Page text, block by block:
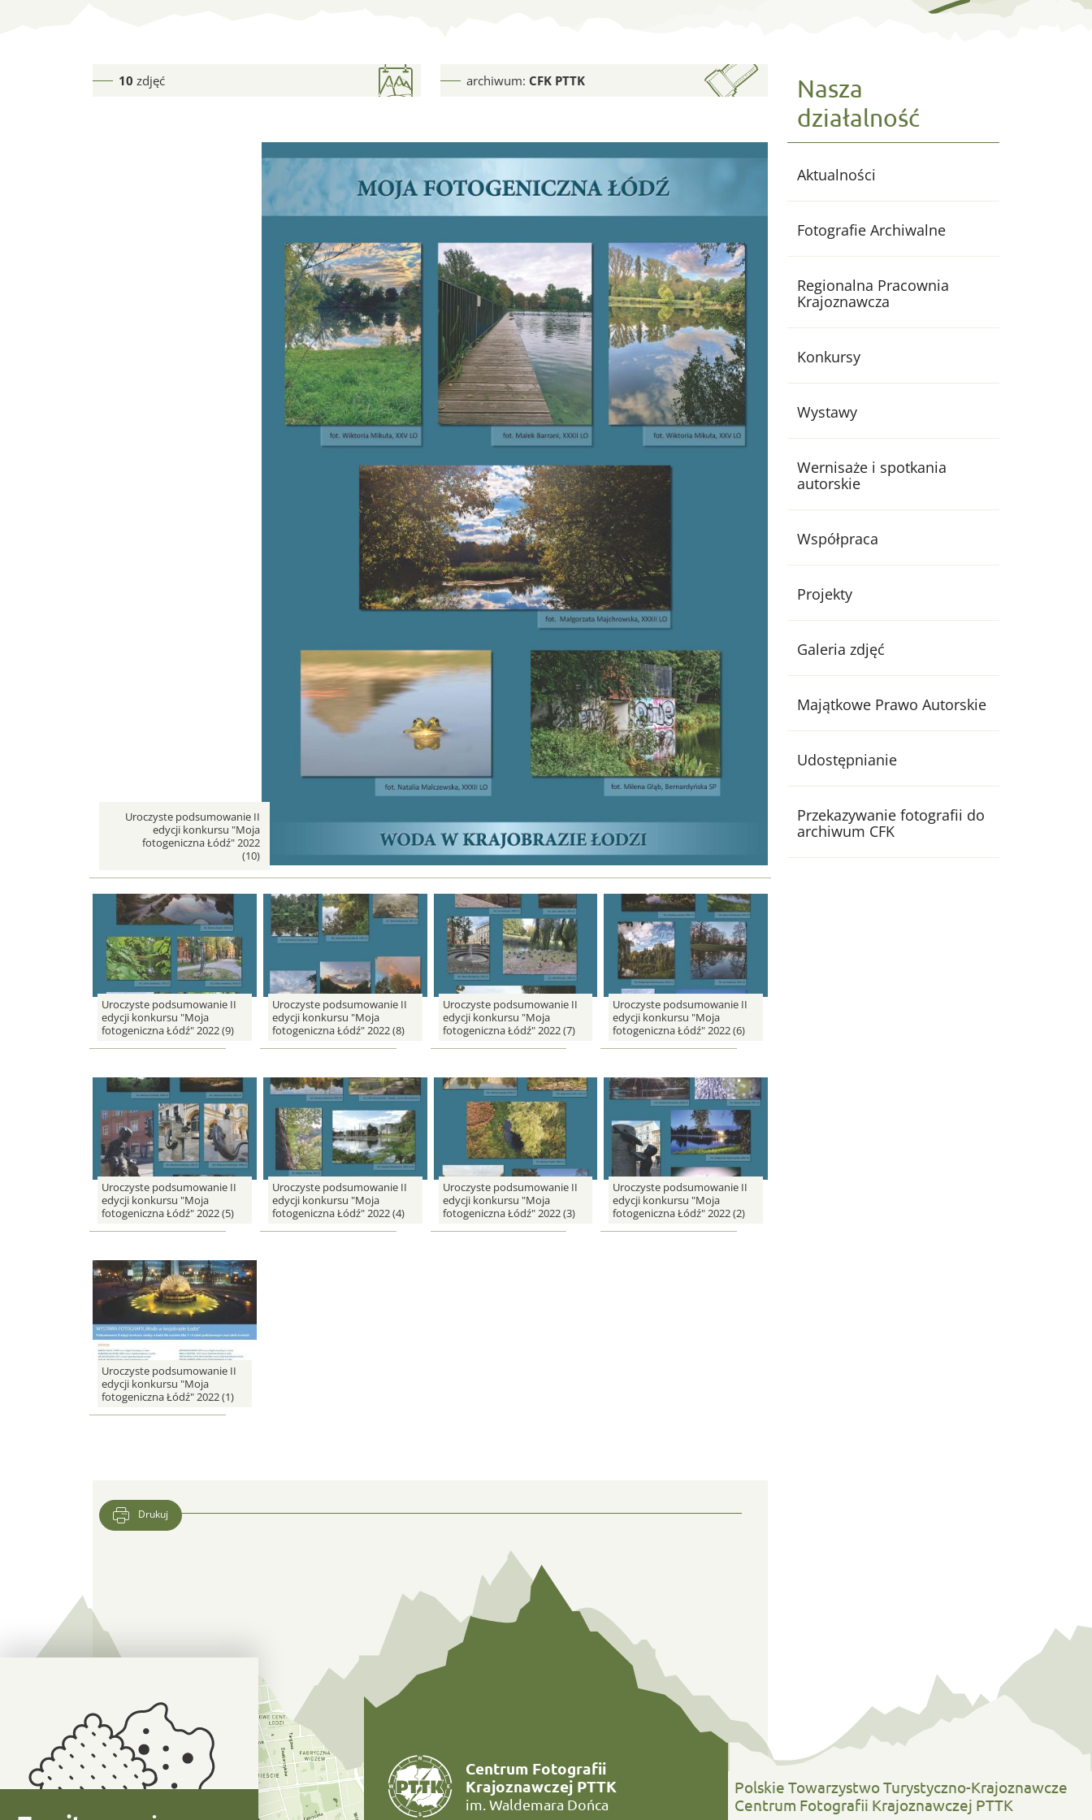
Uroczyste podsumowanie II edycji konkursu "Moja
10 zdjęć archiwum: CFK PTTK
opis
Uroczyste podsumowanie II
edycji konkursu "Moja
fotogeniczna Łódź" 2022
(10)
Uroczyste podsumowanie II
edycji konkursu "Moja
fotogeniczna Łódź" 2022 (9)
Uroczyste podsumowanie II
edycji konkursu "Moja
fotogeniczna Łódź" 2022 (8)
Uroczyste podsumowanie II
edycji konkursu "Moja
fotogeniczna Łódź" 2022 (7)
Uroczyste podsumowanie II
edycji konkursu "Moja
fotogeniczna Łódź" 2022 (6)
Uroczyste podsumowanie II
edycji konkursu "Moja
fotogeniczna Łódź" 2022 (5)
Uroczyste podsumowanie II
edycji konkursu "Moja
fotogeniczna Łódź" 2022 (4)
Uroczyste podsumowanie II
edycji konkursu "Moja
fotogeniczna Łódź" 2022 (3)
Uroczyste podsumowanie II
edycji konkursu "Moja
fotogeniczna Łódź" 2022 (2)
Uroczyste podsumowanie II
edycji konkursu "Moja
fotogeniczna Łódź" 2022 (1)
Drukuj
Nasza
działalność
Aktualności
Fotografie Archiwalne
Regionalna Pracownia
Krajoznawcza
Konkursy
Wystawy
Wernisaże i spotkania
autorskie
Współpraca
Projekty
Galeria zdjęć
Majątkowe Prawo Autorskie
Udostępnianie
Przekazywanie fotografii do
archiwum CFK
Centrum Fotografii
Krajoznawczej PTTK
im. Waldemara Dońca
Polskie Towarzystwo Turystyczno-Krajoznawcze
Centrum Fotografii Krajoznawczej PTTK